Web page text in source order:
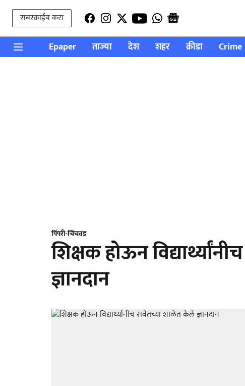
सबस्क्राईब करा
Epaper ताज्या देश शहर क्रीडा Crime
पिंपरी-चिंचवड
शिक्षक होऊन
ज्ञानदान